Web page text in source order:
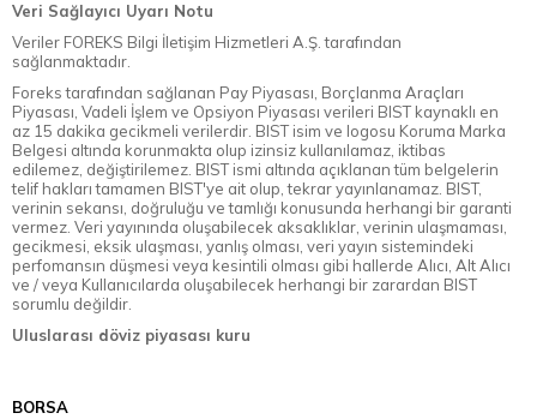
Veri Sağlayıcı Uyarı Notu
Veriler FOREKS Bilgi İletişim Hizmetleri A.Ş. tarafından
sağlanmaktadır.
Foreks tarafından sağlanan Pay Piyasası, Borçlanma Araçları
Piyasası, Vadeli İşlem ve Opsiyon Piyasası verileri BIST kaynaklı en
az 15 dakika gecikmeli verilerdir. BIST isim ve logosu Koruma Marka
Belgesi altında korunmakta olup izinsiz kullanılamaz, iktibas
edilemez, değiştirilemez. BIST ismi altında açıklanan tüm belgelerin
telif hakları tamamen BIST'ye ait olup, tekrar yayınlanamaz. BIST,
verinin sekansı, doğruluğu ve tamlığı konusunda herhangi bir garanti
vermez. Veri yayınında oluşabilecek aksaklıklar, verinin ulaşmaması,
gecikmesi, eksik ulaşması, yanlış olması, veri yayın sistemindeki
perfomansın düşmesi veya kesintili olması gibi hallerde Alıcı, Alt Alıcı
ve / veya Kullanıcılarda oluşabilecek herhangi bir zarardan BIST
sorumlu değildir.
Uluslarası döviz piyasası kuru
BORSA